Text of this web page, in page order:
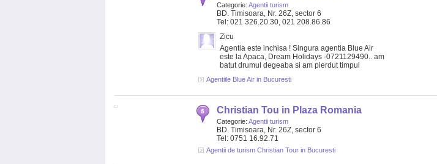
Categorie: Agentii turism
BD. Timisoara, Nr. 26Z, sector 6
Tel: 021 326.20.30, 021 208.86.86
Zicu
Agentia este inchisa ! Singura agentia Blue Air
este la Apaca, Dream Holidays -0721129490.. am
batut drumul degeaba si am pierdut timpul
Agentiile Blue Air in Bucuresti
Christian Tou in Plaza Romania
Categorie: Agentii turism
BD. Timisoara, Nr. 26Z, sector 6
Tel: 0751 16.92.71
Agentii de turism Christian Tour in Bucuresti